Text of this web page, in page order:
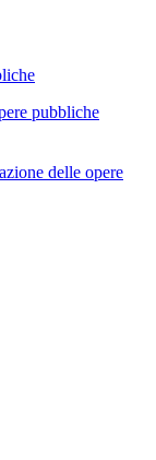
pubbliche
delle opere